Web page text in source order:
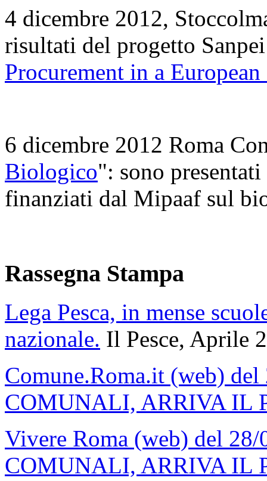
4 dicembre 2012,
risultati del progetto
Procurement in a European
6 dicembre 2012 Roma
Biologico": sono
finanziati dal Mipaaf sul
Rassegna Stampa
Lega Pesca, in mense
nazionale. Il Pesce, Aprile
Comune.Roma.it (web)
COMUNALI, ARRIVA IL
Vivere Roma (web) del
COMUNALI, ARRIVA IL